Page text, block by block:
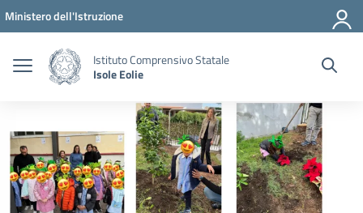
Vai ai contenuti
Vai al menu di navigazione
Vai al footer
Ministero dell'Istruzione
Istituto Comprensivo Statale
Isole Eolie